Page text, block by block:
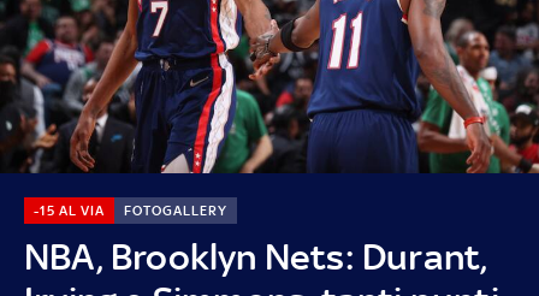
NBA, Brooklyn Nets: Durant,
-15 AL VIA FOTOGALLERY